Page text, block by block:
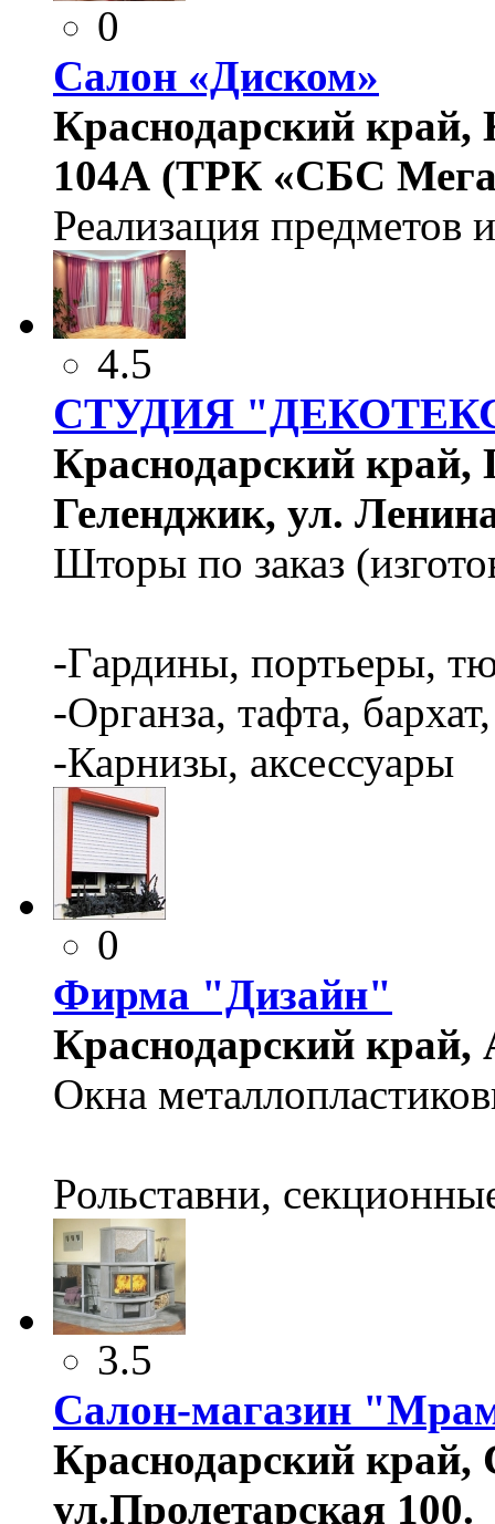
0
Салон «Диском»
Краснодарский край,
104А (ТРК «СБС
Реализация предметов
4.5
СТУДИЯ
Краснодарский край,
Геленджик, ул.
Шторы по заказ
-Гардины, портьеры,
-Органза, тафта,
-Карнизы, аксессуары
0
Фирма "Дизайн"
Краснодарский
Окна
Рольставни,
3.5
Салон-магазин
Краснодарский край,
ул.Пролетарская 100.